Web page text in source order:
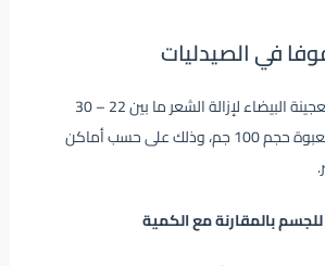
في الصيدليات
يتراوح سعر افوفا العجينة البيضاء لإزالة الشعر ما بين 22 – 30
جنيه مصري تقريبًا للعبوة حجم 100 جم، وذلك على حسب أماكن
بالمقارنة مع الكمية